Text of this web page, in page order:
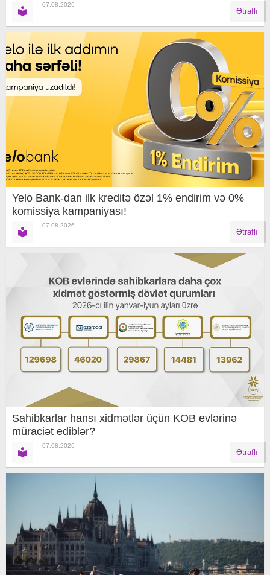
07.08.2026
Ətraflı
Yelo Bank-dan ilk kreditə özəl 1% endirim və 0%
komissiya kampaniyası!
07.08.2026
Ətraflı
Sahibkarlar hansı xidmətlər üçün KOB evlərinə
müraciət ediblər?
07.08.2026
Ətraflı